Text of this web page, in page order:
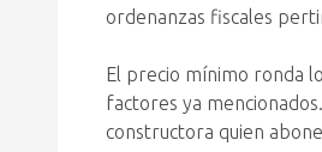
ordenanzas fiscales
El precio mínimo ronda
factores ya
constructora quien